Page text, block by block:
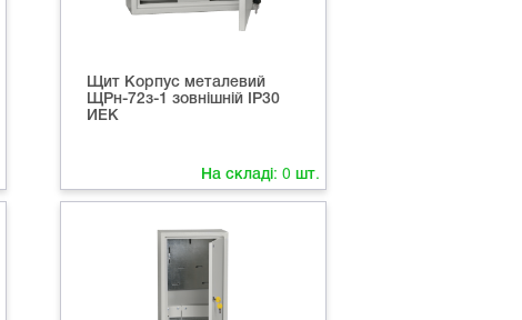
Щит Корпус металевий
ЩРн-72з-1 зовнішній IP30
ИЕК
На складі:0 шт.